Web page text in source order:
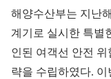
해양수산부는 지난
계기로 실시한 특별
인된 여객선 안전
략을 수립하였다.